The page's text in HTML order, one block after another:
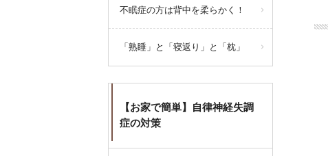
不眠症の方は背中を柔らかく！
「熟睡」と「寝返り」と「枕」
【お家で簡単】自律神経失調
症の対策